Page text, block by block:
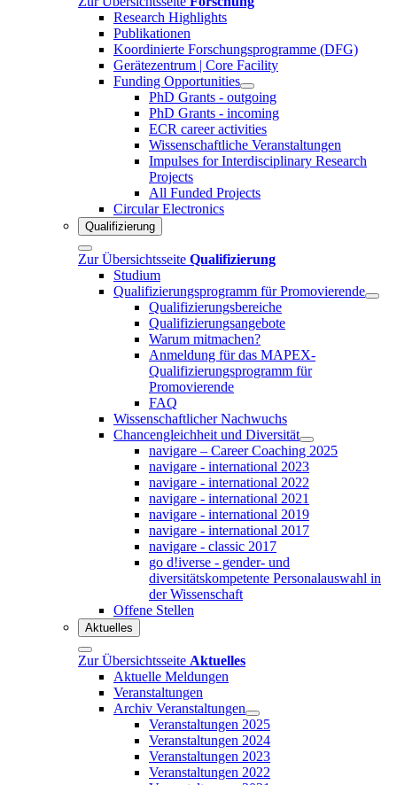
Research Highlights
Publikationen
Koordinierte Forschungsprogramme (DFG)
Gerätezentrum | Core Facility
Funding Opportunities
PhD Grants - outgoing
PhD Grants - incoming
ECR career activities
Wissenschaftliche Veranstaltungen
Impulses for Interdisciplinary Research
Projects
All Funded Projects
Circular Electronics
Qualifizierung
Zur Übersichtsseite Qualifizierung
Studium
Qualifizierungsprogramm für Promovierende
Qualifizierungsbereiche
Qualifizierungsangebote
Warum mitmachen?
Anmeldung für das MAPEX-
Qualifizierungsprogramm für
Promovierende
FAQ
Wissenschaftlicher Nachwuchs
Chancengleichheit und Diversität
navigare – Career Coaching 2025
navigare - international 2023
navigare - international 2022
navigare - international 2021
navigare - international 2019
navigare - international 2017
navigare - classic 2017
go d!iverse - gender- und
diversitätskompetente Personalauswahl in
der Wissenschaft
Offene Stellen
Aktuelles
Zur Übersichtsseite Aktuelles
Aktuelle Meldungen
Veranstaltungen
Archiv Veranstaltungen
Veranstaltungen 2025
Veranstaltungen 2024
Veranstaltungen 2023
Veranstaltungen 2022